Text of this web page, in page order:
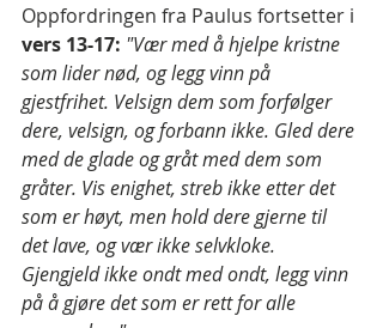
Oppfordringen fra Paulus fortsetter i
vers 13-17: "Vær med å hjelpe kristne
som lider nød, og legg vinn på
gjestfrihet. Velsign dem som forfølger
dere, velsign, og forbann ikke. Gled dere
med de glade og gråt med dem som
gråter. Vis enighet, streb ikke etter det
som er høyt, men hold dere gjerne til
det lave, og vær ikke selvkloke.
Gjengjeld ikke ondt med ondt, legg vinn
på å gjøre det som er rett for alle